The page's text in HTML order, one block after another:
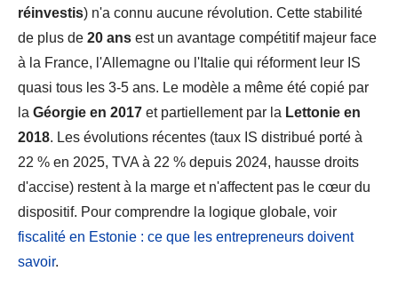
réinvestis) n'a connu aucune révolution. Cette stabilité
de plus de 20 ans est un avantage compétitif majeur face
à la France, l'Allemagne ou l'Italie qui réforment leur IS
quasi tous les 3-5 ans. Le modèle a même été copié par
la Géorgie en 2017 et partiellement par la Lettonie en
2018. Les évolutions récentes (taux IS distribué porté à
22 % en 2025, TVA à 22 % depuis 2024, hausse droits
d'accise) restent à la marge et n'affectent pas le cœur du
dispositif. Pour comprendre la logique globale, voir
fiscalité en Estonie : ce que les entrepreneurs doivent
savoir.